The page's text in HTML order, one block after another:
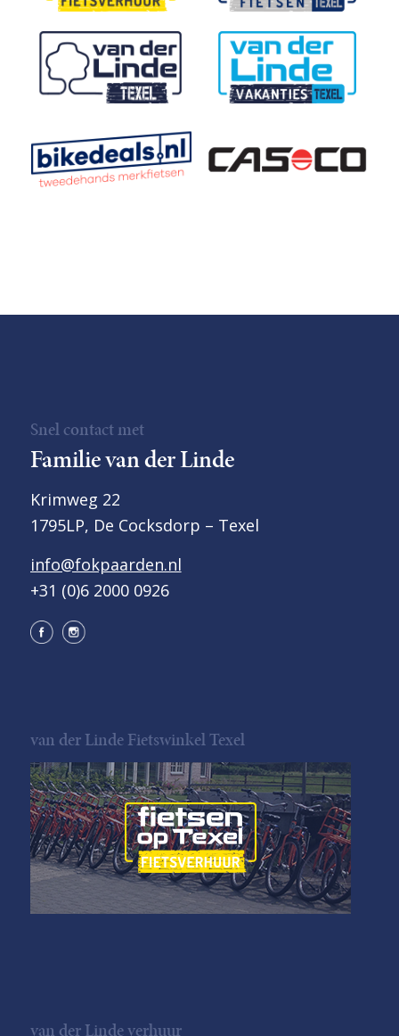
Snel contact met
Familie van der Linde
Krimweg 22
1795LP, De Cocksdorp – Texel
info@fokpaarden.nl
+31 (0)6 2000 0926
van der Linde Fietswinkel Texel
van der Linde verhuur